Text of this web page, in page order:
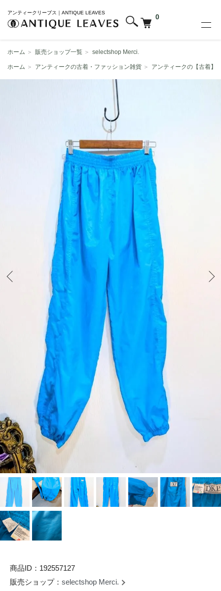
アンティークリーブス｜ANTIQUE LEAVES
0
ホーム ＞ 販売ショップ一覧 ＞ selectshop Merci.
ホーム ＞ アンティークの古着・ファッション雑貨 ＞ アンティークの【古着】
商品ID：192557127
販売ショップ： selectshop Merci.